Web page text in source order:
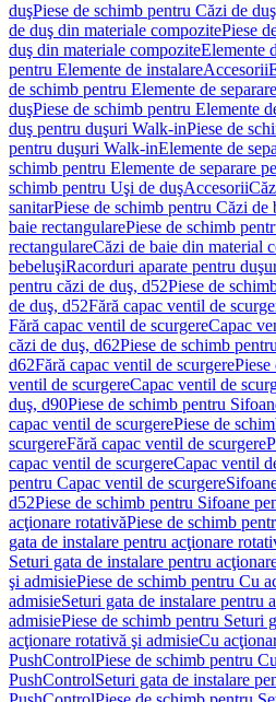
duşPiese de schimb pentru Căzi de
de duş din materiale compozitePiese
duş din materiale compoziteElemente
pentru Elemente de instalareAccesorii
de schimb pentru Elemente de
duşPiese de schimb pentru Elemente
duş pentru duşuri Walk-inPiese de
pentru duşuri Walk-inElemente de
schimb pentru Elemente de separare
schimb pentru Uşi de duşAccesorii
sanitarPiese de schimb pentru Căzi de
baie rectangularePiese de schimb
rectangulareCăzi de baie din material
bebeluşiRacorduri aparate pentru
pentru căzi de duş, d52Piese de
de duş, d52Fără capac ventil de
Fără capac ventil de scurgereCapac
căzi de duş, d62Piese de schimb
d62Fără capac ventil de scurgerePiese
ventil de scurgereCapac ventil de
duş, d90Piese de schimb pentru
capac ventil de scurgerePiese de
scurgereFără capac ventil de scurgere
capac ventil de scurgereCapac ventil
pentru Capac ventil de scurgere
d52Piese de schimb pentru Sifoane
acţionare rotativăPiese de schimb
gata de instalare pentru acţionare
Seturi gata de instalare pentru
şi admisiePiese de schimb pentru Cu
admisieSeturi gata de instalare pentru
admisiePiese de schimb pentru Seturi
acţionare rotativă şi admisieCu
PushControlPiese de schimb pentru
PushControlSeturi gata de instalare